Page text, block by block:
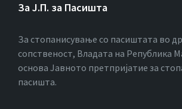
За Ј.П. за Пасишта
За стопанисување со пасиштата во
сопственост, Владата на Република
основа Јавното претпријатие за
пасишта.